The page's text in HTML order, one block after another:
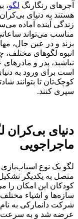
آجرهای رنگارنگ لگو،
هستند به دنیای
زندگی آینده آماده
مناسب می‌تواند
بزند و در عین حال،
انبوه لگوهای مختلف،
نباشید، پدر و
است برای ورود به
کوچک‌تان تا بتوانند
سپری کنند.
دنیای بی‌کران
ماجراجویی
لگو یک نوع
متصل به یکدیگر
کودکان این امکان را
عرضه شد و به سرعت